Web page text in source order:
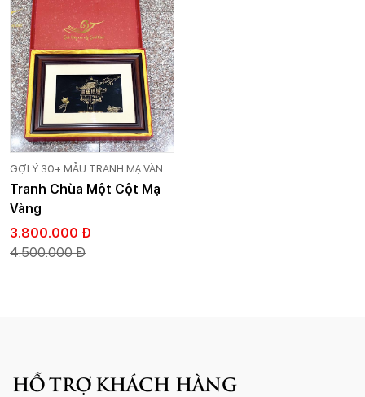
GỢI Ý 30+ MẪU TRANH MẠ VÀNG
24K CAO CẤP GOLD VIỆT
Tranh Chùa Một Cột Mạ
Vàng
3.800.000 Đ
4.500.000 Đ
HỖ TRỢ KHÁCH HÀNG